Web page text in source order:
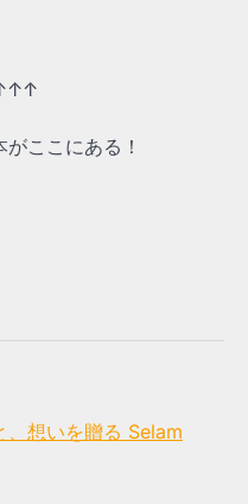
ここにある！
、想いを贈る Selam